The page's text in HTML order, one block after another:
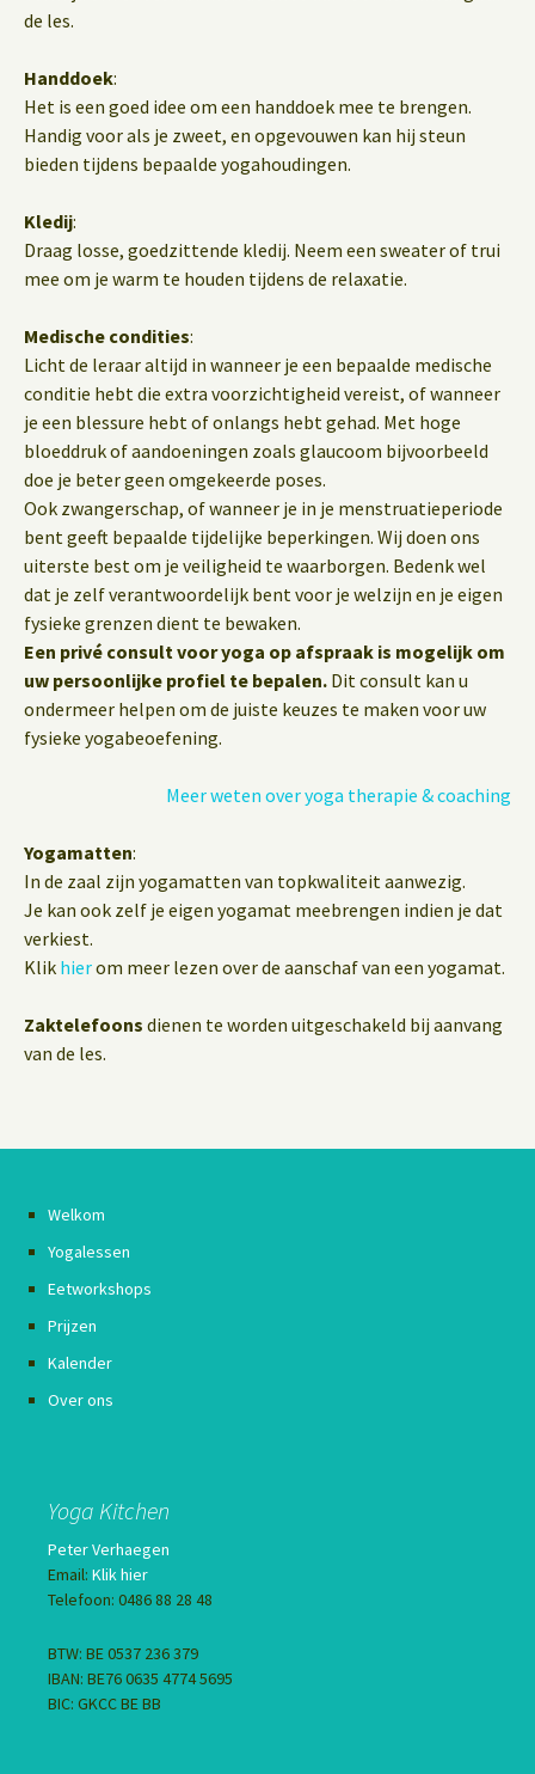
de les.
Handdoek:
Het is een goed idee om een handdoek mee te brengen.
Handig voor als je zweet, en opgevouwen kan hij steun
bieden tijdens bepaalde yogahoudingen.
Kledij:
Draag losse, goedzittende kledij. Neem een sweater of trui
mee om je warm te houden tijdens de relaxatie.
Medische condities:
Licht de leraar altijd in wanneer je een bepaalde medische
conditie hebt die extra voorzichtigheid vereist, of wanneer
je een blessure hebt of onlangs hebt gehad. Met hoge
bloeddruk of aandoeningen zoals glaucoom bijvoorbeeld
doe je beter geen omgekeerde poses.
Ook zwangerschap, of wanneer je in je menstruatieperiode
bent geeft bepaalde tijdelijke beperkingen. Wij doen ons
uiterste best om je veiligheid te waarborgen. Bedenk wel
dat je zelf verantwoordelijk bent voor je welzijn en je eigen
fysieke grenzen dient te bewaken.
Een privé consult voor yoga op afspraak is mogelijk om
uw persoonlijke profiel te bepalen. Dit consult kan u
ondermeer helpen om de juiste keuzes te maken voor uw
fysieke yogabeoefening.
Meer weten over yoga therapie & coaching
Yogamatten:
In de zaal zijn yogamatten van topkwaliteit aanwezig.
Je kan ook zelf je eigen yogamat meebrengen indien je dat
verkiest.
Klik hierom meer lezen over de aanschaf van een yogamat.
Zaktelefoons dienen te worden uitgeschakeld bij aanvang
van de les.
Welkom
Yogalessen
Eetworkshops
Prijzen
Kalender
Over ons
Yoga Kitchen
Peter Verhaegen
Email: Klik hier
Telefoon: 0486 88 28 48
BTW: BE 0537 236 379
IBAN: BE76 0635 4774 5695
BIC: GKCC BE BB